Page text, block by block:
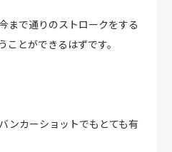
まで通りのストロークをする
とができるはずです。
ンカーショットでもとても有